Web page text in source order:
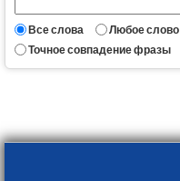
Все слова
Любое слово
Точное совпадение фразы